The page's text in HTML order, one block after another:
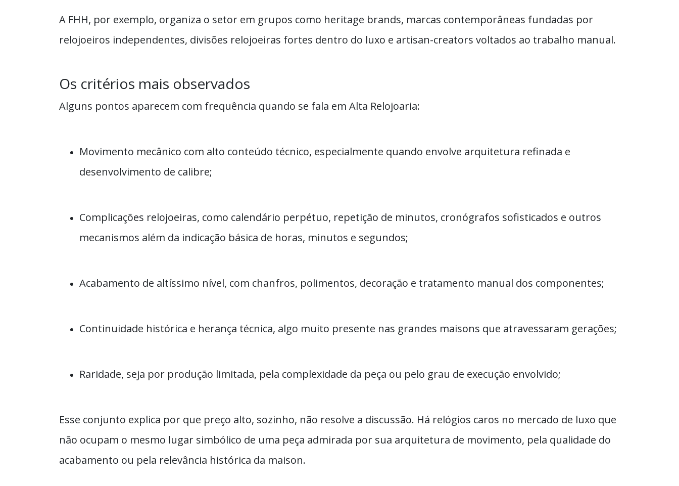
A FHH, por exemplo, organiza o setor em grupos como heritage brands, marcas contemporâneas fundadas por
relojoeiros independentes, divisões relojoeiras fortes dentro do luxo e artisan-creators voltados ao trabalho manual.
Os critérios mais observados
Alguns pontos aparecem com frequência quando se fala em Alta Relojoaria:
Movimento mecânico com alto conteúdo técnico, especialmente quando envolve arquitetura refinada e
desenvolvimento de calibre;
Complicações relojoeiras, como calendário perpétuo, repetição de minutos, cronógrafos sofisticados e outros
mecanismos além da indicação básica de horas, minutos e segundos;
Acabamento de altíssimo nível, com chanfros, polimentos, decoração e tratamento manual dos componentes;
Continuidade histórica e herança técnica, algo muito presente nas grandes maisons que atravessaram gerações;
Raridade, seja por produção limitada, pela complexidade da peça ou pelo grau de execução envolvido;
Esse conjunto explica por que preço alto, sozinho, não resolve a discussão. Há relógios caros no mercado de luxo que
não ocupam o mesmo lugar simbólico de uma peça admirada por sua arquitetura de movimento, pela qualidade do
acabamento ou pela relevância histórica da maison.